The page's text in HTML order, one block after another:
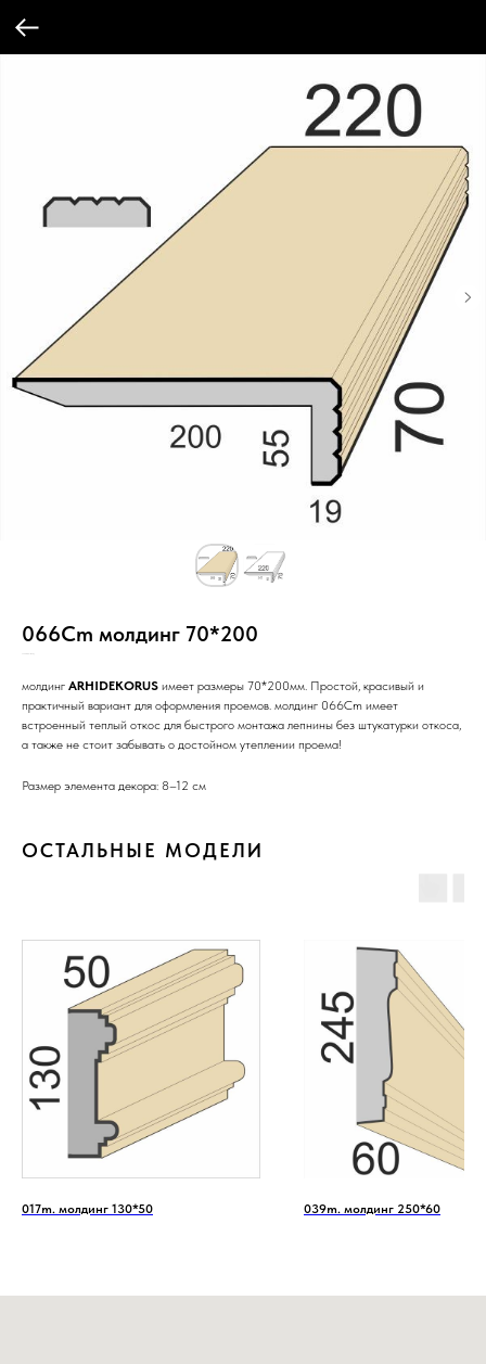
066Cm молдинг 70*200
молдинг ARHIDEKORUS имеет размеры 70*200мм. Простой, красивый и
практичный вариант для оформления проемов. молдинг 066Cm имеет
встроенный теплый откос для быстрого монтажа лепнины без штукатурки откоса,
а также не стоит забывать о достойном утеплении проема!
Размер элемента декора: 8–12 см
ОСТАЛЬНЫЕ МОДЕЛИ
017m. молдинг 130*50 039m. молдинг 250*60